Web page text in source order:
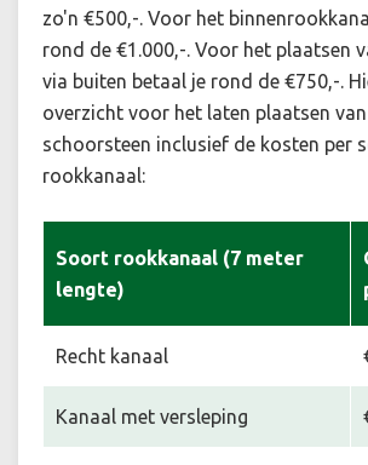
zo'n €500,-. Voor het
rond de €1.000,-. Voor het plaatsen
via buiten betaal je rond de €750,-.
overzicht voor het laten plaatsen van
schoorsteen inclusief de kosten per
rookkanaal:
Soort rookkanaal (7 meter
lengte)
Recht kanaal
Kanaal met versleping